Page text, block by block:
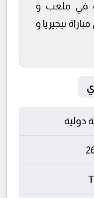
في ملعب و
نيجيريا و
دولية